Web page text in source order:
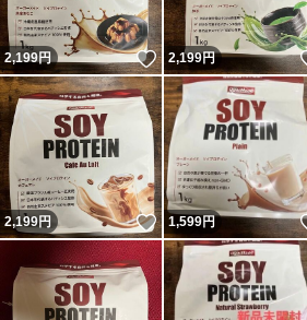
2,199円 いいね！
2,199円
2,199円 いいね！
1,599円